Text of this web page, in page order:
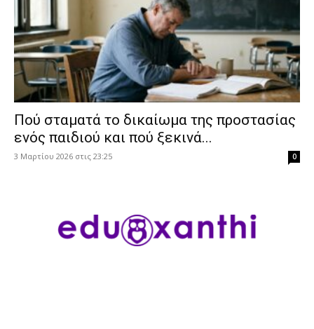
Πού σταματά το δικαίωμα της προστασίας
ενός παιδιού και πού ξεκινά...
3 Μαρτίου 2026 στις 23:25 0